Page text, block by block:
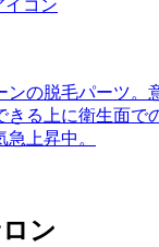
ンの脱毛パーツ。
きる上に衛生面で
上昇中。
ン